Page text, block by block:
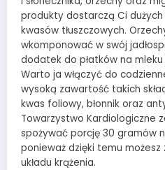
produkty dostarczą Ci
kwasów tłuszczowych.
wkomponować w swój
dodatek do płatków na
Warto ja włączyć do
wysoką zawartość takich
kwas foliowy, błonnik oraz
Towarzystwo Kardiologiczne
spożywać porcję 30 gramów
ponieważ dzięki temu
układu krążenia.